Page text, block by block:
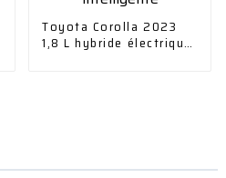
Toyota Corolla 2023
1,8 L hybride électrique